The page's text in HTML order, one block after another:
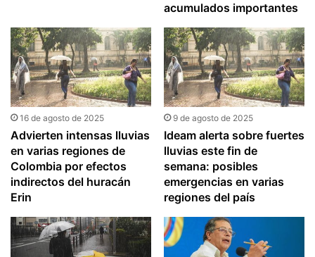
acumulados importantes
16 de agosto de 2025
Advierten intensas lluvias
en varias regiones de
Colombia por efectos
indirectos del huracán
Erin
9 de agosto de 2025
Ideam alerta sobre fuertes
lluvias este fin de
semana: posibles
emergencias en varias
regiones del país